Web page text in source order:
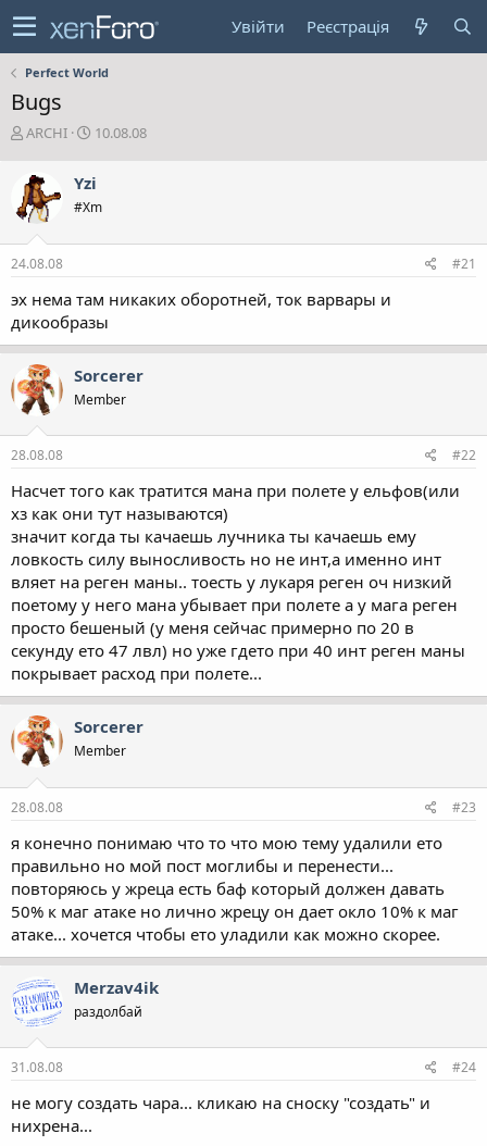
Увійти Реєстрація
Perfect World
Bugs
А
о
р
т
е
м
ARCHI
Д
а
с
в
е
н
н
10.08.08
Yzi
#Xm
24.08.08 #21
эх нема там никаких оборотней, ток варвары и
дикообразы
Sorcerer
Member
28.08.08 #22
Насчет того как тратится мана при полете у ельфов(или
хз как они тут называются)
значит когда ты качаешь лучника ты качаешь ему
ловкость силу выносливость но не инт,а именно инт
вляет на реген маны.. тоесть у лукаря реген оч низкий
поетому у него мана убывает при полете а у мага реген
просто бешеный (у меня сейчас примерно по 20 в
секунду ето 47 лвл) но уже гдето при 40 инт реген маны
покрывает расход при полете...
Sorcerer
Member
28.08.08 #23
я конечно понимаю что то что мою тему удалили ето
правильно но мой пост моглибы и перенести...
повторяюсь у жреца есть баф который должен давать
50% к маг атаке но лично жрецу он дает окло 10% к маг
атаке... хочется чтобы ето уладили как можно скорее.
Merzav4ik
раздолбай
31.08.08 #24
не могу создать чара... кликаю на сноску "создать" и
нихрена...